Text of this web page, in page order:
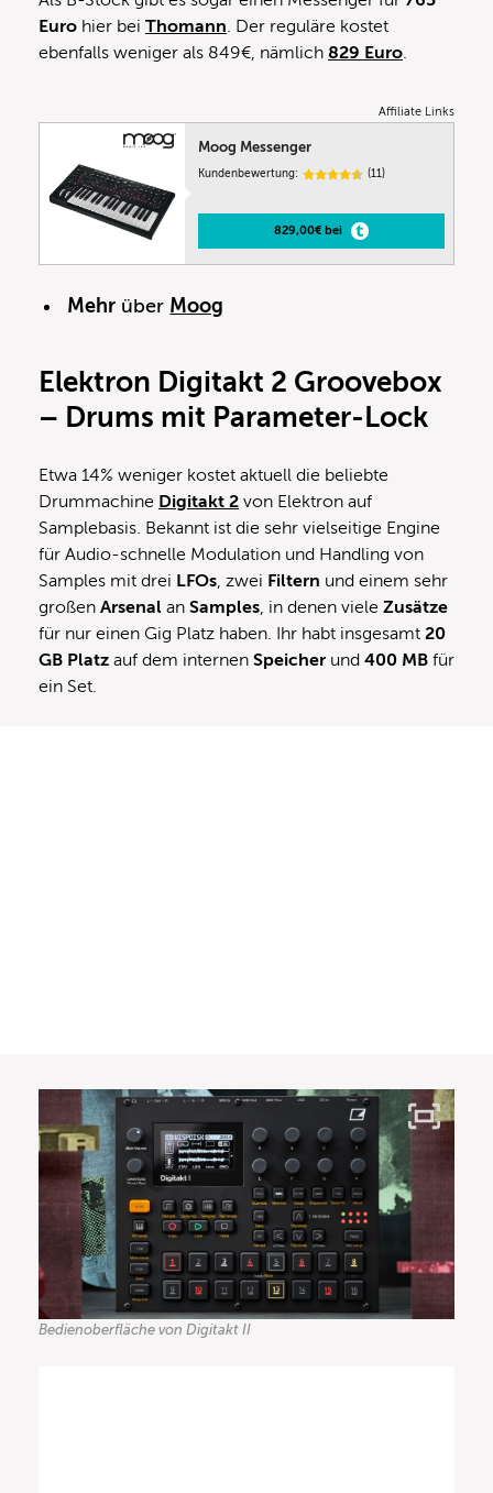
Euro hier bei Thomann. Der reguläre kostet
ebenfalls weniger als 849€, nämlich 829 Euro.
Affiliate Links
Moog Messenger
Kundenbewertung: (11)
829,00€ bei
Mehr über Moog
Elektron Digitakt 2 Groovebox
– Drums mit Parameter-Lock
Etwa 14% weniger kostet aktuell die beliebte
Drummachine Digitakt 2 von Elektron auf
Samplebasis. Bekannt ist die sehr vielseitige Engine
für Audio-schnelle Modulation und Handling von
Samples mit drei LFOs, zwei Filtern und einem sehr
großen Arsenal an Samples, in denen viele Zusätze
für nur einen Gig Platz haben. Ihr habt insgesamt 20
GB Platz auf dem internen Speicher und 400 MB für
ein Set.
Bedienoberfläche von Digitakt II